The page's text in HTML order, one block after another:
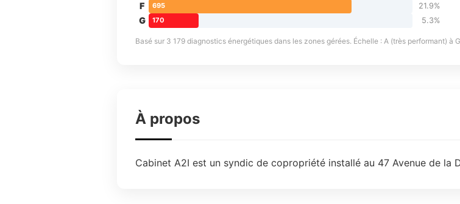
F 695 21.9%
G 170 5.3%
Basé sur 3 179 diagnostics énergétiques dans les zones gérées. Échelle : A (très performant) à
À propos
Cabinet A2I est un syndic de copropriété installé au 47 Avenue de la